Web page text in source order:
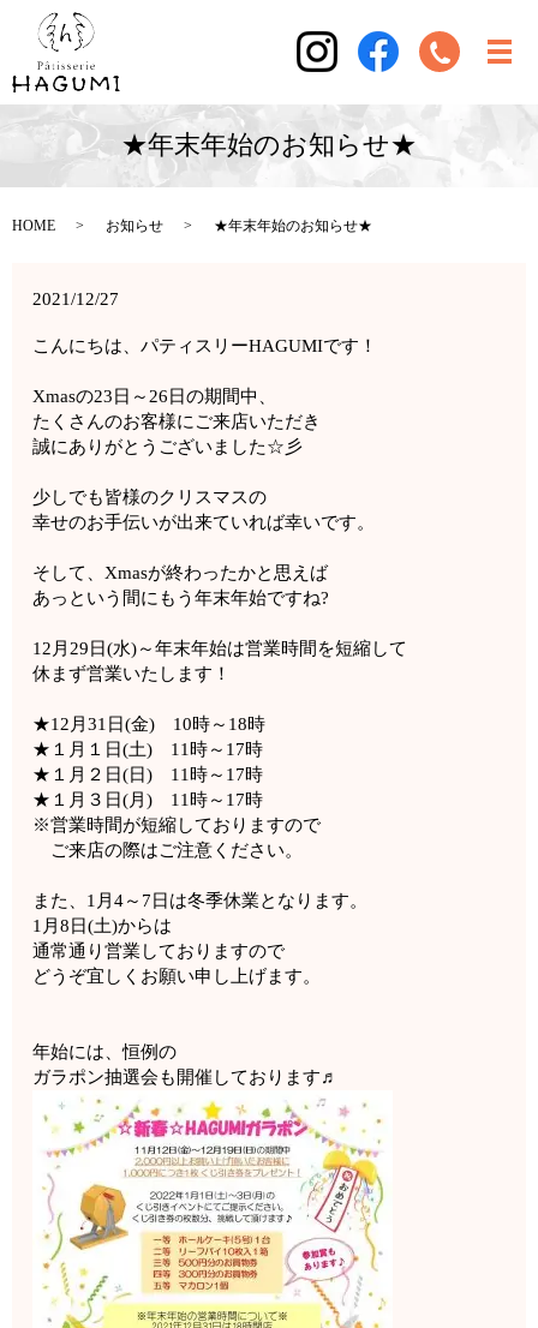
★年末年始のお知らせ★
HOME お知らせ ★年末年始のお知らせ★
2021/12/27
こんにちは、パティスリーHAGUMIです！
Xmasの23日～26日の期間中、
たくさんのお客様にご来店いただき
誠にありがとうございました☆彡
少しでも皆様のクリスマスの
幸せのお手伝いが出来ていれば幸いです。
そして、Xmasが終わったかと思えば
あっという間にもう年末年始ですね?
12月29日(水)～年末年始は営業時間を短縮して
休まず営業いたします！
★12月31日(金) 10時～18時
★１月１日(土) 11時～17時
★１月２日(日) 11時～17時
★１月３日(月) 11時～17時
※営業時間が短縮しておりますので
ご来店の際はご注意ください。
また、1月4～7日は冬季休業となります。
1月8日(土)からは
通常通り営業しておりますので
どうぞ宜しくお願い申し上げます。
年始には、恒例の
ガラポン抽選会も開催しております♬